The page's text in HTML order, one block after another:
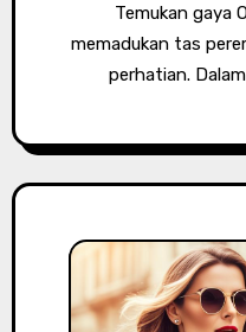
Temukan gaya
memadukan tas
perhatian.